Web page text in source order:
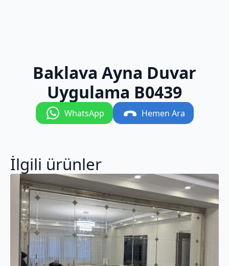
Baklava Ayna Duvar
Uygulama B0439
WhatsApp Hemen Ara
İlgili ürünler